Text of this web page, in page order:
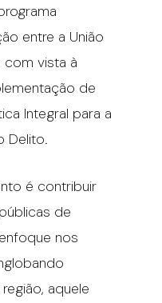
entre a União
com vista à
de
Integral para a
Delito.
é contribuir
de
nos
aquele